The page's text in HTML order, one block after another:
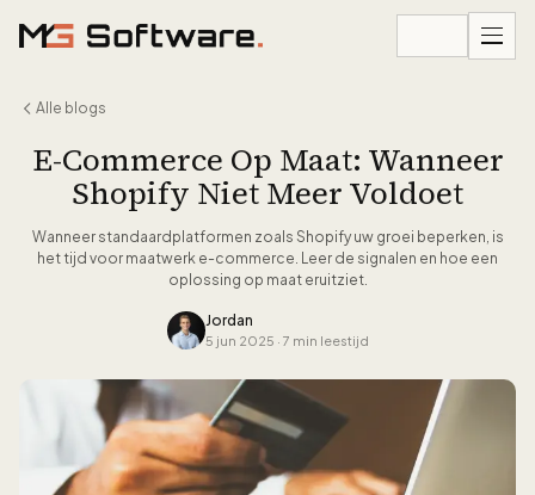
Alle blogs
E-Commerce Op Maat: Wanneer
Shopify Niet Meer Voldoet
Wanneer standaardplatformen zoals Shopify uw groei beperken, is
het tijd voor maatwerk e-commerce. Leer de signalen en hoe een
oplossing op maat eruitziet.
Jordan
5 jun 2025 · 7 min leestijd